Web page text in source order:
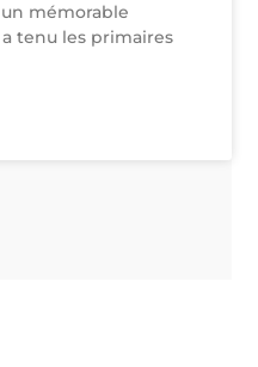
mémorable
tenu les primaires